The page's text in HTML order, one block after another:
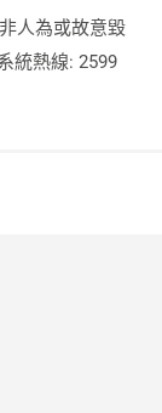
人為或故意毀
統熱線: 2599